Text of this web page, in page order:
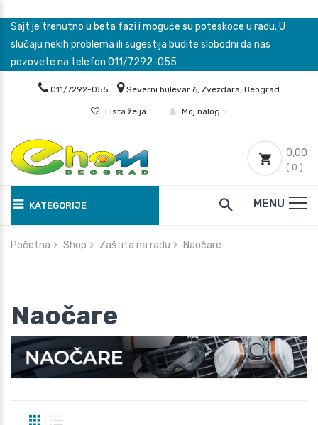
Sajt je trenutno u beta fazi i moguće su poteskoce u radu. U
slučaju nekih problema ili sugestija budite slobodni da nas
pozovete na telefon 011/7292-055
011/7292-055 Severni bulevar 6, Zvezdara, Beograd
Lista želja Moj nalog
0,00
( 0 )
KATEGORIJE MENU
Početna Shop Zaštita na radu Naočare
Naočare